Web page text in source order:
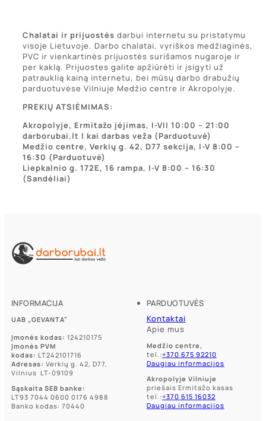
Chalatai ir prijuostės darbui internetu su pristatymu
visoje Lietuvoje. Darbo chalatai, vyriškos medžiaginės,
PVC ir vienkartinės prijuostės surišamos nugaroje ir
per kaklą. Prijuostes galite apžiūrėti ir įsigyti už
patrauklią kainą internetu, bei mūsų darbo drabužių
parduotuvėse Vilniuje Medžio centre ir Akropolyje.
PREKIŲ ATSIĖMIMAS:
Akropolyje, Ermitažo įėjimas, I-VII 10:00 – 21:00
darborubai.lt | kai darbas veža (Parduotuvė)
Medžio centre, Verkių g. 42, D77 sekcija, I-V 8:00 –
16:30 (Parduotuvė)
Liepkalnio g. 172E, 16 rampa, I-V 8:00 – 16:30
(Sandėliai)
INFORMACIJA
UAB „GEVANTA”
Įmonės kodas: 124210175
Įmonės PVM
kodas: LT242101716
Adresas: Verkių g. 42, D77,
Vilnius LT-09109
Sąskaita SEB banke:
LT93 7044 0600 0176 4988
Banko kodas: 70440
PARDUOTUVĖS
Kontaktai
Apie mus
Medžio centre,
tel.:+370 675 92210
Daugiau informacijos
Akropolyje Vilniuje
priešais Ermitažo kasas
tel.:+370 615 16032
Daugiau informacijos